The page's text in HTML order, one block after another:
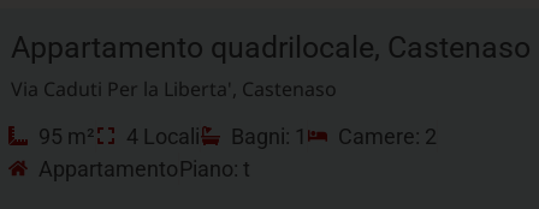
Appartamento quadrilocale, Castenaso
Via Caduti Per la Liberta', Castenaso
95 m² 4 Locali Bagni: 1
Camere: 2
AppartamentoPiano: t